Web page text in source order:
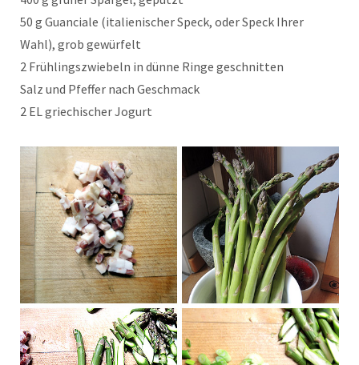
50 g Guanciale (italienischer Speck, oder Speck Ihrer
Wahl), grob gewürfelt
2 Frühlingszwiebeln in dünne Ringe geschnitten
Salz und Pfeffer nach Geschmack
2 EL griechischer Jogurt